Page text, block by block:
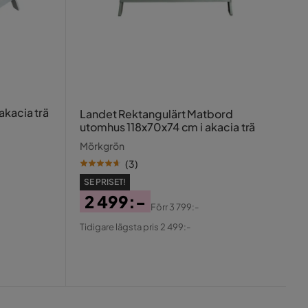
trä
Landet Rektangulärt Matbord
utomhus 118x70x74 cm i akacia trä
Mörkgrön
(3)
SE PRISET!
Pris
2 499:-
Original
Förr3 799:-
Tidigare lägsta pris 2 499:-